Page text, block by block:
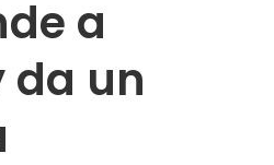
a
da un